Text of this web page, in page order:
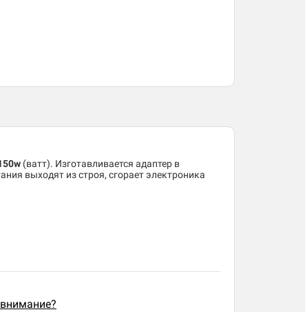
(ватт). Изготавливается адаптер в
выходят из строя, сгорает электроника